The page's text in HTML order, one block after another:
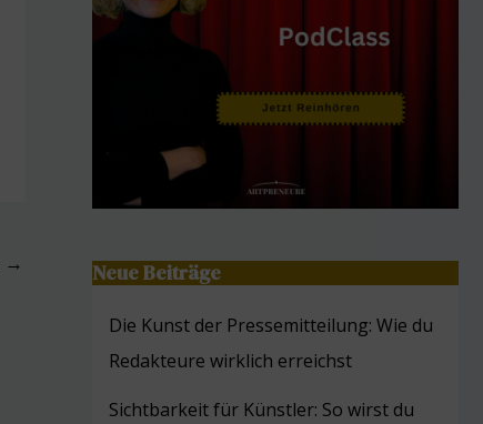
→ Neue Beiträge
Die Kunst der Pressemitteilung: Wie du
Redakteure wirklich erreichst
Sichtbarkeit für Künstler: So wirst du